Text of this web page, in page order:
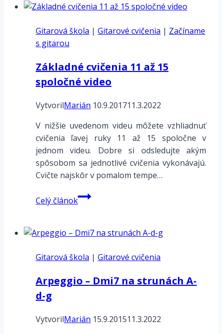
True
Gitarová škola | Gitarové cvičenia | Začíname
s gitarou
Základné cvičenia 11 až 15
spoločné video
VytvorilMarián 10.9.201711.3.2022
V nižšie uvedenom videu môžete vzhliadnuť
cvičenia ľavej ruky 11 až 15 spoločne v
jednom videu. Dobre si odsledujte akým
spôsobom sa jednotlivé cvičenia vykonávajú.
Cvičte najskôr v pomalom tempe…
Celý článokZákladné
cvičenia
až
spoločné
Gitarová škola | Gitarové cvičenia
Arpeggio – Dmi7 na strunách A-
d-g
VytvorilMarián 15.9.201511.3.2022